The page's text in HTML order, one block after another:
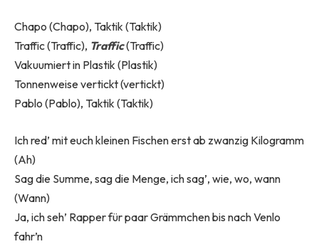
Chapo (Chapo), Taktik (Taktik)
Traffic (Traffic), Traffic(Traffic)
Vakuumiert in Plastik (Plastik)
Tonnenweise vertickt (vertickt)
Pablo (Pablo), Taktik (Taktik)
Ich red’ mit euch kleinen Fischen erst ab zwanzig Kilogramm
(Ah)
Sag die Summe, sag die Menge, ich sag’, wie, wo, wann
(Wann)
Ja, ich seh’ Rapper für paar Grämmchen bis nach Venlo
fahr’n